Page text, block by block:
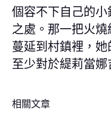
個容不下自己的
之處。那一把火燒
蔓延到村鎮裡，她
至少對於緹莉當娜
相關文章